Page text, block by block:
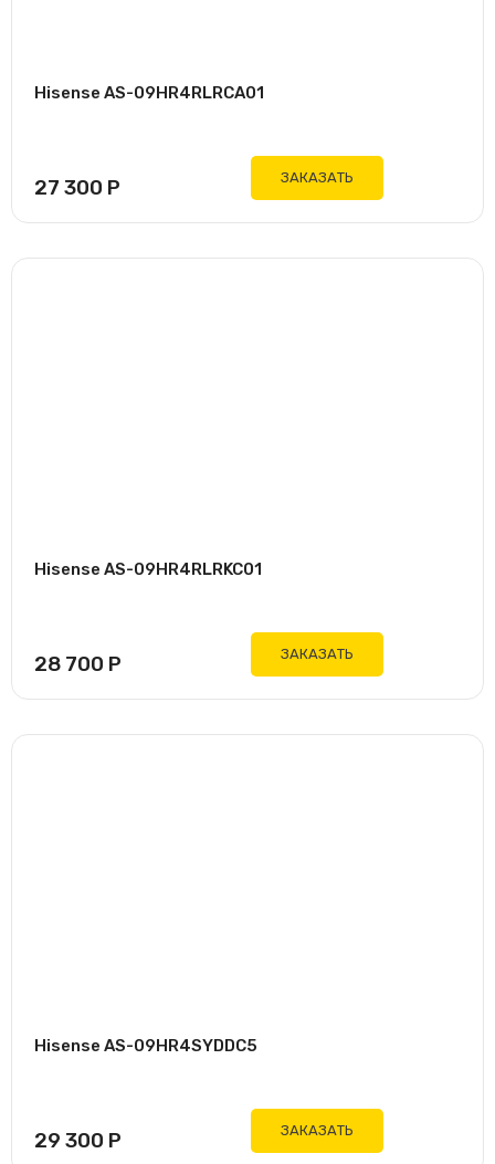
Hisense AS-09HR4RLRCA01
27 300 Р ЗАКАЗАТЬ
Hisense AS-09HR4RLRKC01
28 700 Р ЗАКАЗАТЬ
Hisense AS-09HR4SYDDC5
29 300 Р ЗАКАЗАТЬ